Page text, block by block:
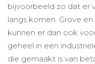
bijvoorbeeld zo dat er
langs komen. Grove
kunnen er dan ook
geheel in een
die gemaakt is van